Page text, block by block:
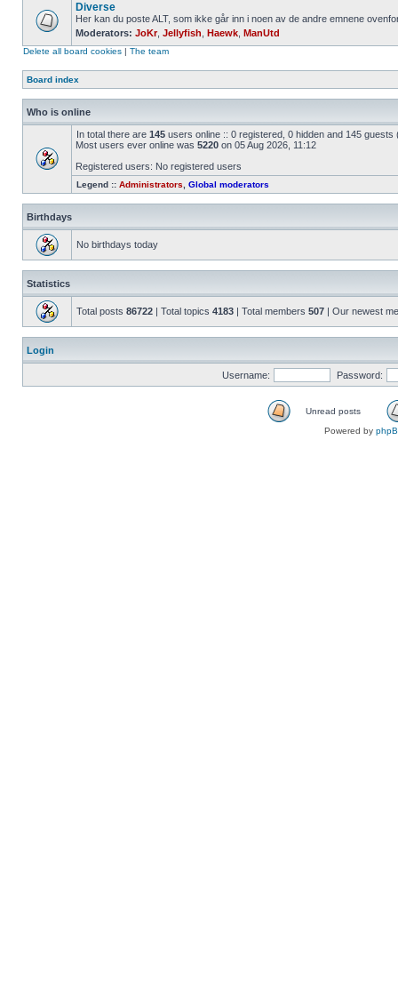
Diverse
Her kan du poste ALT, som ikke går inn i noen av de andre emnene
Moderators: JoKr, Jellyfish Haewk ManUtd
Delete all board cookies | The team
Board index
Who is online
In total there are 145 users online :: 0 registered, 0 hidden and 145
Most users ever online was 5220 on 05 Aug 2026, 11:12
Registered users: No registered users
Legend :: Administrators Global moderators
Birthdays
No birthdays today
Statistics
Total posts 86722 | Total topics 4183 | Total members 507 | Our newest
Login
Username: Password:
Unread posts
Powered by